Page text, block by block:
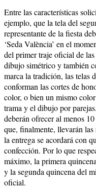
Entre las características
ejemplo, que la tela del
representante de la fiesta
‘Seda València’ en el
del primer traje oficial de
dibujo simétrico y también
marca la tradición, las telas
conforman las cortes de
color, o bien un mismo
trama y el dibujo por
deberán ofrecer al menos
que, finalmente, llevarán las
la entrega se acordará con
confección. Por lo que
máximo, la primera
y la segunda quincena del
oficial.